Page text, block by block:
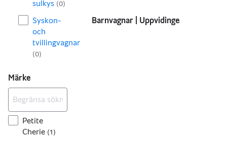
sulkys (0)
Syskon-
och
tvillingvagnar
(0)
Märke
Petite
Cherie (1)
Barnvagnar | Uppvidinge